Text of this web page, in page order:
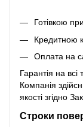
Готівкою
Кредитною
Оплата на
Гарантія на всі
Компанія
якості згідно
Строки